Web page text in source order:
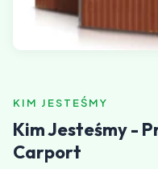
KIM JESTEŚMY
Kim Jesteśmy -
Carport